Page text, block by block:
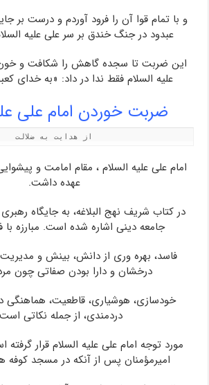
و با تمام قوا آن را فرود آوردم و درست بر
عبدود در جنگ خندق بر سر علی علیه
این ضربت تا سجده گاهش را شکافت و خون
علیه السلام فقط ندا در داد: «به خدای
ضربت خوردن امام علی
امام علی علیه السلام ، مقام امامت و
عهده داشت.
در کتاب شریف نهج البلاغه، به جایگاه
جامعه دینی اشاره شده است. مبارزه با
فاسد، بهره وری از دانش، بینش و مدیریت
درخشان و دارا بودن صفاتی چون
خودسازی، هوشیاری، قاطعیت، هماهنگی
دردمندی، از جمله نکاتی
مورد توجه امام علی علیه السلام قرار
امیرمؤمنان پس از آنکه در مسجد کوفه